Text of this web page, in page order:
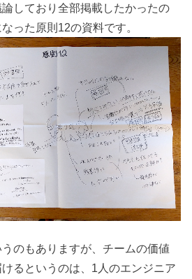
しており全部掲載したかったの
った原則12の資料です。
のもありますが、チームの価値
るというのは、1人のエンジニア